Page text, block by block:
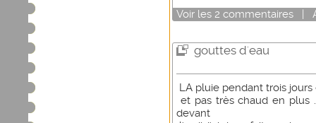
Voir les 2 commentaires |
gouttes d'eau
LA pluie pendant trois
et pas très chaud en plus
devant